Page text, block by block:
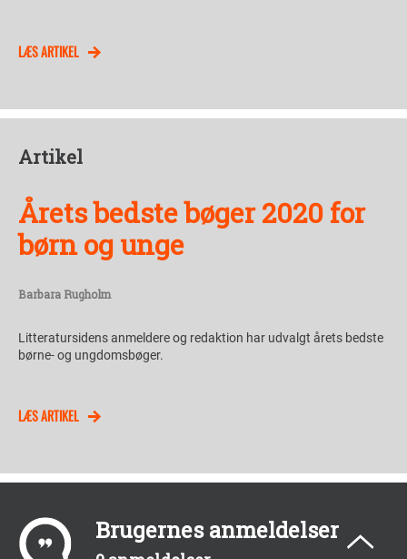
LÆS ARTIKEL
Artikel
Årets bedste bøger 2020 for
børn og unge
Barbara Rugholm
Litteratursidens anmeldere og redaktion har udvalgt årets bedste
børne- og ungdomsbøger.
LÆS ARTIKEL
Brugernes anmeldelser